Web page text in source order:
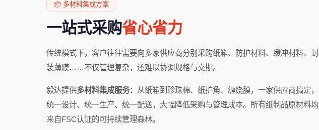
📦 多材料集成方案
一站式采购省心省力
传统模式下，客户往往需要向多家供应商分别采购纸箱、防护材料、缓冲材料、封
装薄膜……不仅管理复杂，还难以协调规格与交期。
毅达提供多材料集成服务：从纸箱到珍珠棉、纸护角、缠绕膜，一家供应商搞定，
统一设计、统一生产、统一配送，大幅降低采购与管理成本。所有纸制品原材料均
来自FSC认证的可持续管理森林。